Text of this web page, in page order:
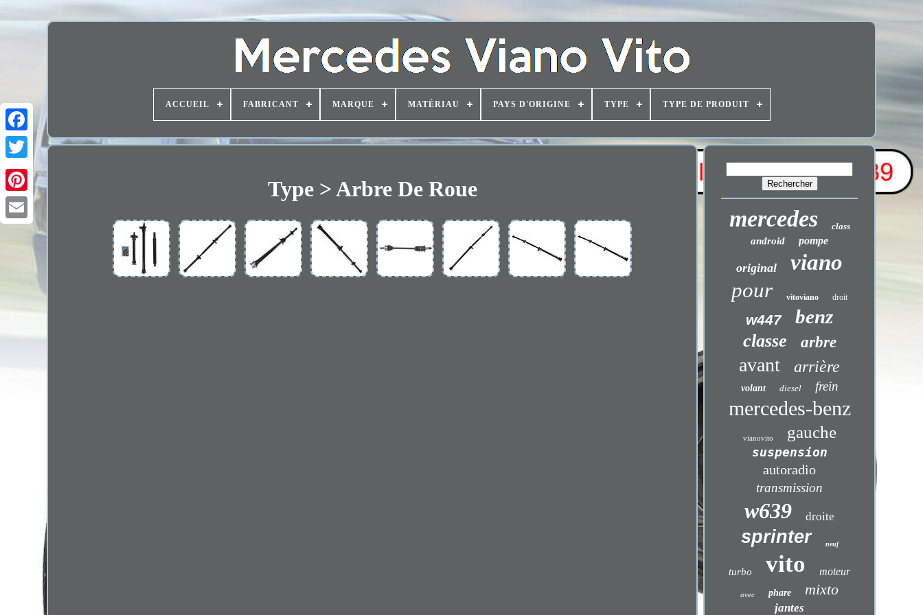
ACCUEIL FABRICANT MARQUE MATÉRIAU PAYS D'ORIGINE TYPE TYPE DE PRODUIT
Type > Arbre De Roue
mercedes class
android pompe
original viano
pour vitoviano droit
w447 benz
classe arbre
avant arrière
volant diesel frein
mercedes-benz
vianovito gauche
suspension
autoradio
transmission
w639 droite
sprinter neuf
turbo vito moteur
avec phare mixto
jantes